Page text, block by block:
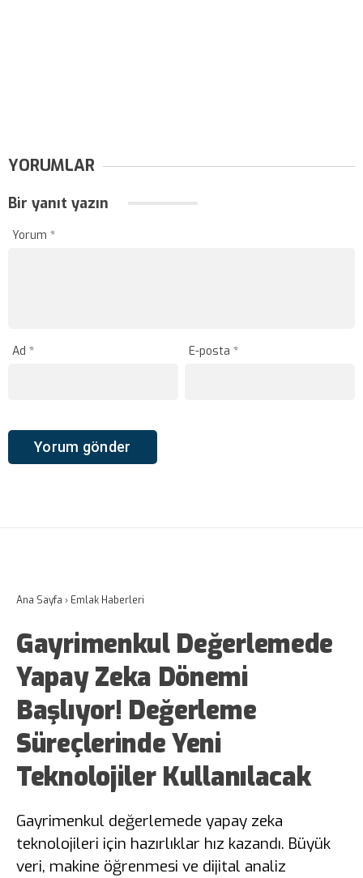
YORUMLAR
Bir yanıt yazın
Yorum *
Ad * E-posta*
Ana Sayfa › Emlak Haberleri
Gayrimenkul Değerlemede
Yapay Zeka Dönemi
Başlıyor! Değerleme
Süreçlerinde Yeni
Teknolojiler Kullanılacak
Gayrimenkul değerlemede yapay zeka
teknolojileri için hazırlıklar hız kazandı. Büyük
veri, makine öğrenmesi ve dijital analiz